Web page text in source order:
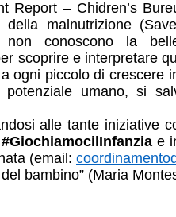
Report – Chidren’s
della malnutrizione
non conoscono la
scoprire e interpretare
ogni piccolo di crescere
potenziale umano, si
alle tante iniziative
#GiochiamocilInfanzia e
(email:
bambino” (Maria